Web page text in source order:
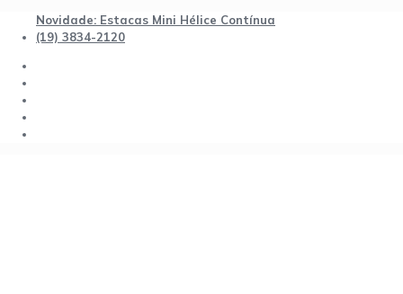
Novidade: Estacas Mini Hélice Contínua
(19) 3834-2120